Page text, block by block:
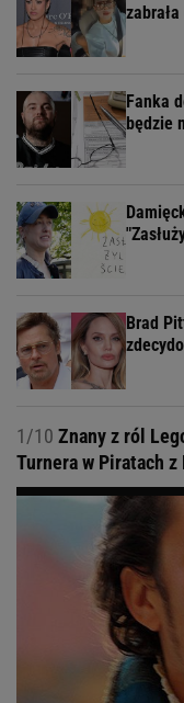
zabrała
Fanka
będzie
Brad
1/10 Znany z ról
Turnera w Piratach